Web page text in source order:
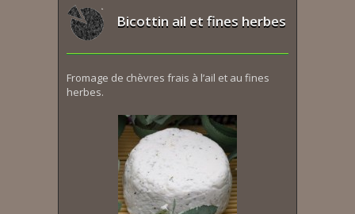
Bicottin ail et fines herbes
Fromage de chèvres frais à l’ail et au fines
herbes.